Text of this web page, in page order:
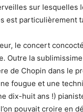
sur lesquelles
est particulièrement
le concert
Outre la sublimissime
de Chopin dans le
fougue et une
dix-huit ans !)
pouvait croire en